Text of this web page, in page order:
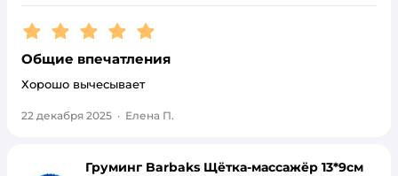
Рейтинг:5
Общие впечатления
Хорошо вычесывает
22 декабря 2025 · Елена П.
Груминг Barbaks Щётка-массажёр 13*9см